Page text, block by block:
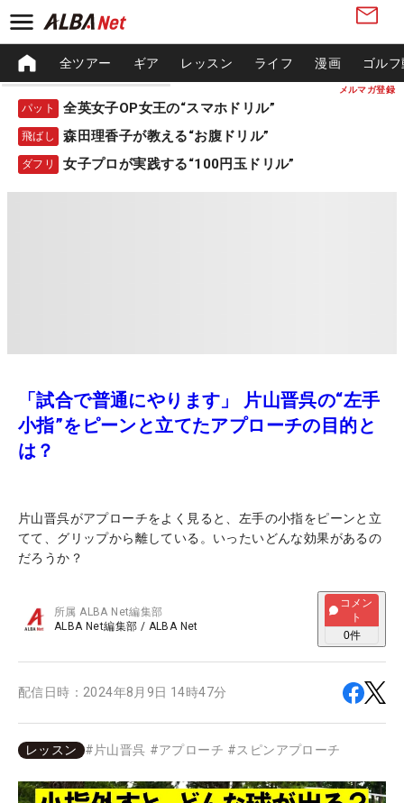
メルマガ登録
全ツアー ギア レッスン ライフ 漫画 ゴル
パット 全英女子OP女王の“スマホドリル”
飛ばし 森田理香子が教える“お腹ドリル”
ダフリ 女子プロが実践する“100円玉ドリル”
「試合で普通にやります」 片山晋呉の“左手
小指”をピーンと立てたアプローチの目的と
は？
片山晋呉がアプローチをよく見ると、左手の小指をピーンと立
てて、グリップから離している。いったいどんな効果があるの
だろうか？
所属ALBA Net編集部
ALBA Net編集部 / ALBA Net
コメン
ト
0件
配信日時： 2024年8月9日 14時47分
レッスン # 片山晋呉 #アプローチ #スピンアプローチ